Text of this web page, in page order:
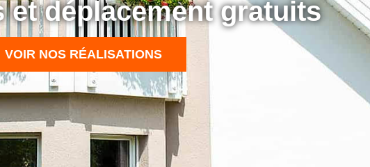
et déplacement gratuits
VOIR NOS RÉALISATIONS